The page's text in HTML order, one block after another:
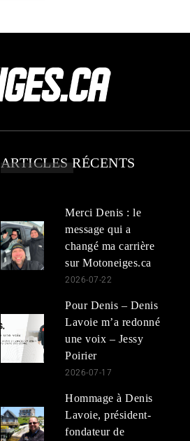
ARTICLES RÉCENTS
Merci Denis : le
message qui a
changé ma carrière
sur Motoneiges.ca
2026-07-22
Pour Denis – Denis
Lavoie m’a redonné
une voix – Jessy
Poirier
2026-07-17
Hommage à Denis
Lavoie, président-
fondateur de